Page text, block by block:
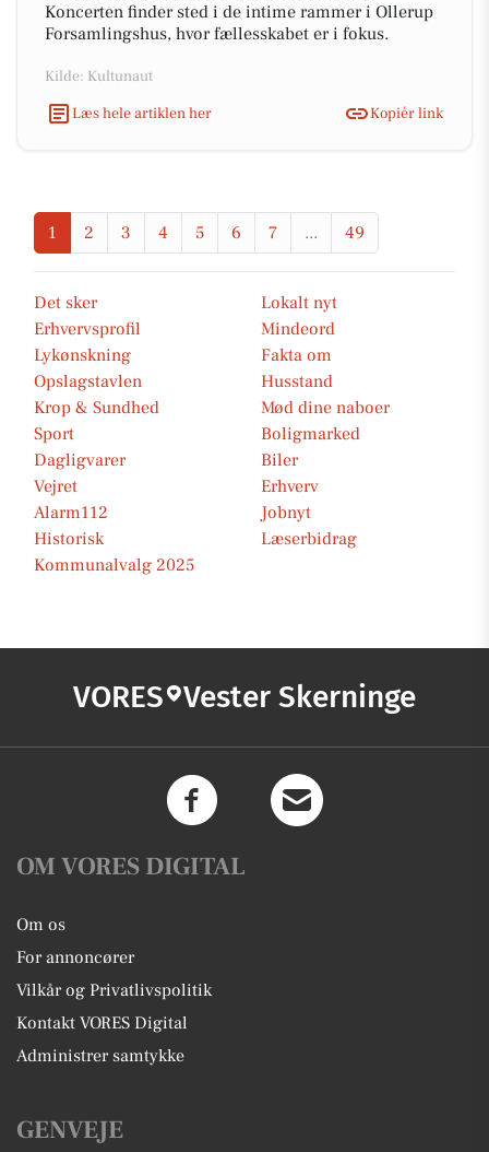
Koncerten finder sted i de intime rammer i Ollerup
Forsamlingshus, hvor fællesskabet er i fokus.
Kilde: Kultunaut
Læs hele artiklen her
Kopiér link
1 2 3 4 5 6 7 ... 49
Det sker
Lokalt nyt
Erhvervsprofil
Mindeord
Lykønskning
Fakta om
Opslagstavlen
Husstand
Krop & Sundhed
Mød dine naboer
Sport
Boligmarked
Dagligvarer
Biler
Vejret
Erhverv
Alarm112
Jobnyt
Historisk
Læserbidrag
Kommunalvalg 2025
VORES Vester Skerninge
OM VORES DIGITAL
Om os
For annoncører
Vilkår og Privatlivspolitik
Kontakt VORES Digital
Administrer samtykke
GENVEJE